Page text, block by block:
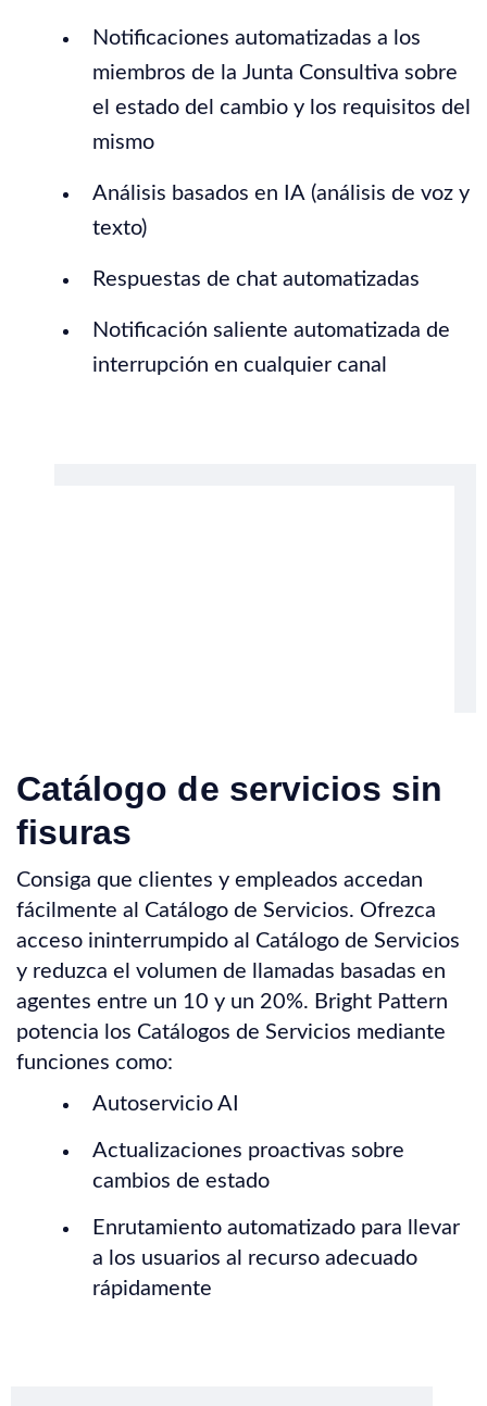
Notificaciones automatizadas a los
miembros de la Junta Consultiva sobre
el estado del cambio y los requisitos del
mismo
Análisis basados en IA (análisis de voz y
texto)
Respuestas de chat automatizadas
Notificación saliente automatizada de
interrupción en cualquier canal
Catálogo de servicios sin
fisuras
Consiga que clientes y empleados accedan
fácilmente al Catálogo de Servicios. Ofrezca
acceso ininterrumpido al Catálogo de Servicios
y reduzca el volumen de llamadas basadas en
agentes entre un 10 y un 20%. Bright Pattern
potencia los Catálogos de Servicios mediante
funciones como:
Autoservicio AI
Actualizaciones proactivas sobre
cambios de estado
Enrutamiento automatizado para llevar
a los usuarios al recurso adecuado
rápidamente